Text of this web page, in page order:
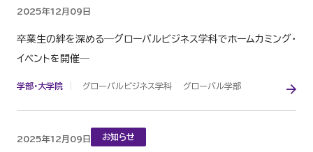
2025年12月09日
卒業生の絆を深める―グローバルビジネス学科でホームカミング・
イベントを開催―
学部・大学院 グローバルビジネス学科 グローバル学部
2025年12月09日 お知らせ